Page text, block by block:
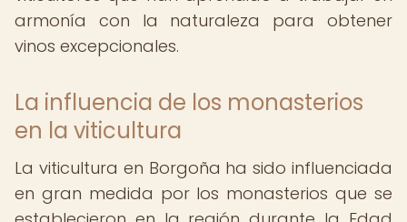
armonía con la naturaleza para obtener
vinos excepcionales.
La influencia de los monasterios
en la viticultura
La viticultura en Borgoña ha sido influenciada
en gran medida por los monasterios que se